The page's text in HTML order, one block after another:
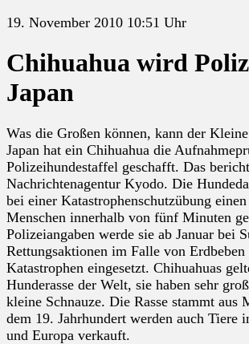
19. November 2010 10:51 Uhr
Chihuahua wird
Japan
Was die Großen können, kann der
Japan hat ein Chihuahua die
Polizeihundestaffel geschafft. Das
Nachrichtenagentur Kyodo. Die
bei einer Katastrophenschutzübung
Menschen innerhalb von fünf Minuten
Polizeiangaben werde sie ab Januar bei
Rettungsaktionen im Falle von Erdbeben
Katastrophen eingesetzt. Chihuahuas
Hunderasse der Welt, sie haben sehr
kleine Schnauze. Die Rasse stammt aus
dem 19. Jahrhundert werden auch Tiere
und Europa verkauft.